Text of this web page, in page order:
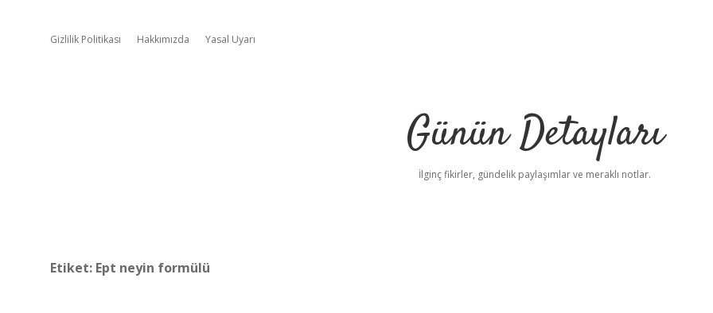
Gizlilik Politikası Hakkımızda Yasal Uyarı
Günün Detayları
İlginç fikirler, gündelik paylaşımlar ve meraklı notlar.
Etiket: Ept neyin formülü